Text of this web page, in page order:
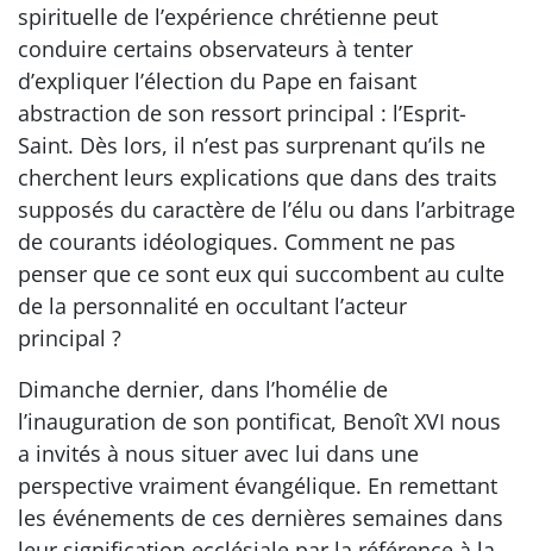
spirituelle de l’expérience chrétienne peut
conduire certains observateurs à tenter
d’expliquer l’élection du Pape en faisant
abstraction de son ressort principal : l’Esprit-
Saint. Dès lors, il n’est pas surprenant qu’ils ne
cherchent leurs explications que dans des traits
supposés du caractère de l’élu ou dans l’arbitrage
de courants idéologiques. Comment ne pas
penser que ce sont eux qui succombent au culte
de la personnalité en occultant l’acteur
principal ?
Dimanche dernier, dans l’homélie de
l’inauguration de son pontificat, Benoît XVI nous
a invités à nous situer avec lui dans une
perspective vraiment évangélique. En remettant
les événements de ces dernières semaines dans